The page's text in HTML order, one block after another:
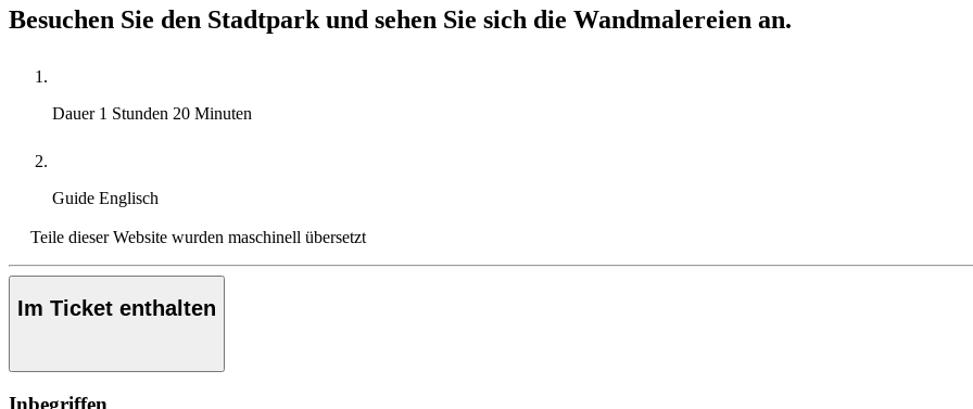
Besuchen Sie den Stadtpark und sehen Sie sich die Wandmalereien an.
Dauer 1 Stunden 20 Minuten
Guide Englisch
Teile dieser Website wurden maschinell übersetzt
Im Ticket enthalten
Inbegriffen